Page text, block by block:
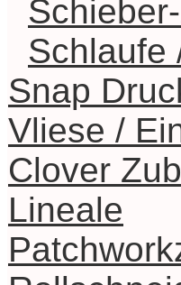
Schlaufe
Snap
Vliese /
Clover
Lineale